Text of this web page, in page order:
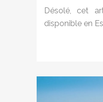
Désolé, cet
disponible en